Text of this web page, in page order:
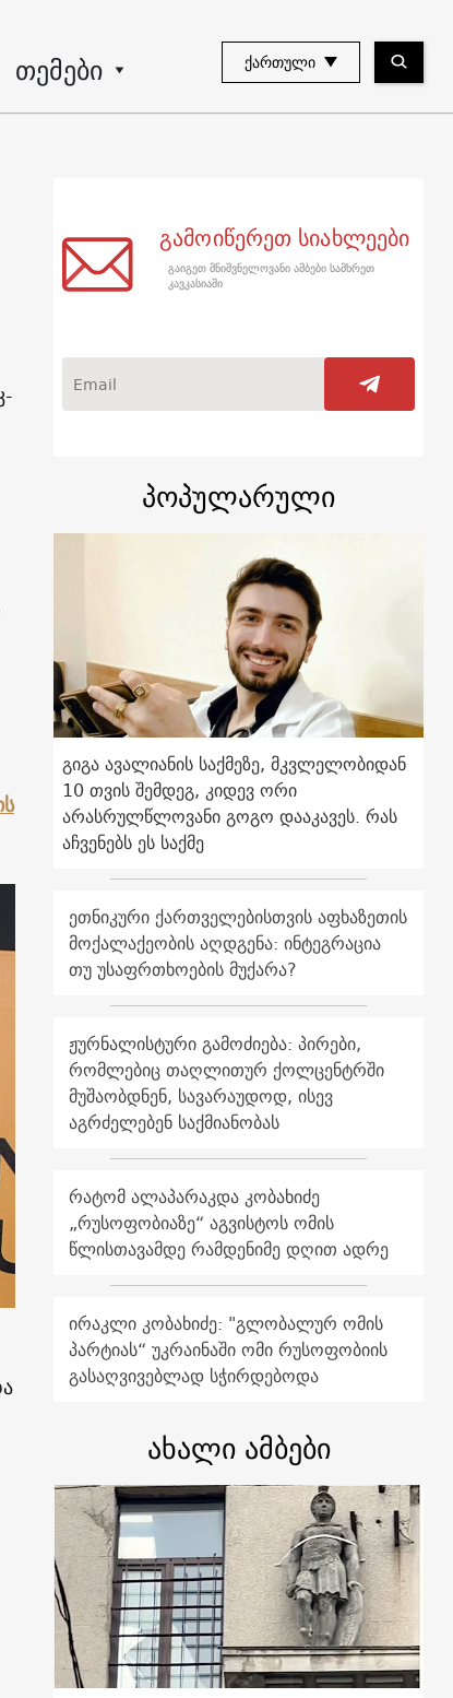
თემები ᲥᲐᲠᲗᲣᲚᲘ
გამოიწერეთ სიახლეები
გაიგეთ მნიშვნელოვანი ამბები სამხრეთ
კავკასიაში
პოპულარული
გიგა ავალიანის საქმეზე, მკვლელობიდან
10 თვის შემდეგ, კიდევ ორი
არასრულწლოვანი გოგო დააკავეს. რას
აჩვენებს ეს საქმე
ეთნიკური ქართველებისთვის აფხაზეთის
მოქალაქეობის აღდგენა: ინტეგრაცია
თუ უსაფრთხოების მუქარა?
ჟურნალისტური გამოძიება: პირები,
რომლებიც თაღლითურ ქოლცენტრში
მუშაობდნენ, სავარაუდოდ, ისევ
აგრძელებენ საქმიანობას
რატომ ალაპარაკდა კობახიძე
„რუსოფობიაზე“ აგვისტოს ომის
წლისთავამდე რამდენიმე დღით ადრე
ირაკლი კობახიძე: "გლობალურ ომის
პარტიას“ უკრაინაში ომი რუსოფობიის
გასაღვივებლად სჭირდებოდა
ახალი ამბები